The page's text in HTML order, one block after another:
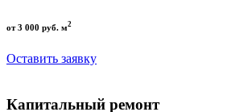
от 3 000 руб. м2
Оставить заявку
Капитальный ремонт